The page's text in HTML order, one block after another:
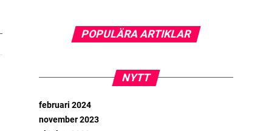
POPULÄRA ARTIKLAR
NYTT
februari 2024
november 2023